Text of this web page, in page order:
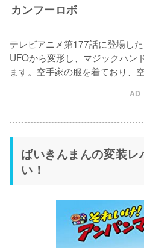
カンフーロボ
テレビアニメ第177話に登場し
UFOから変形し、マジックハン
ます。空手家の服を着ており、
AD
ばいきんまんの変装
い！